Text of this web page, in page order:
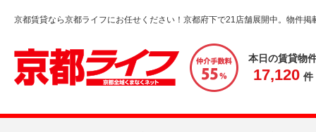
京都賃貸なら京都ライフにお任せください！京都府下で21店舗展開中。物件掲
本日の賃貸物
17,120 件